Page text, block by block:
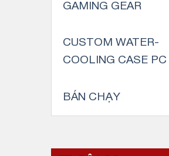
GAMING GEAR
CUSTOM WATER-
COOLING CASE PC
BÁN CHẠY